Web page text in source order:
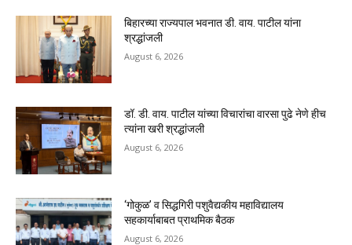
बिहारच्या राज्यपाल भवनात डी. वाय. पाटील यांना
श्रद्धांजली
August 6, 2026
डॉ. डी. वाय. पाटील यांच्या विचारांचा वारसा पुढे नेणे हीच
त्यांना खरी श्रद्धांजली
August 6, 2026
‘गोकुळ’ व सिद्धगिरी पशुवैद्यकीय महाविद्यालय
सहकार्याबाबत प्राथमिक बैठक
August 6, 2026